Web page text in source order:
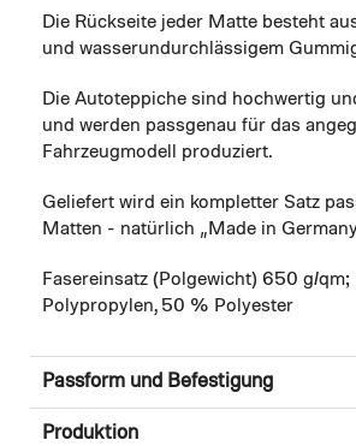
Die Rückseite jeder Matte besteht
und wasserundurchlässigem
Die Autoteppiche sind hochwertig
und werden passgenau für das
Fahrzeugmodell produziert.
Geliefert wird ein kompletter Satz
Matten - natürlich „Made in
Fasereinsatz (Polgewicht) 650 g/
Polypropylen, 50 % Polyester
Passform und Befestigung
Produktion